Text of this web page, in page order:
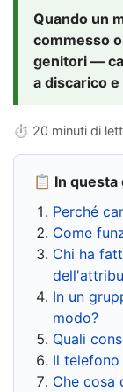
Quando un
commesso
genitori —
a discarico
⏱ 20 minuti di
📋 In questa
Perché
Come
Chi ha
In un
modo?
Quali
Il
Che cosa